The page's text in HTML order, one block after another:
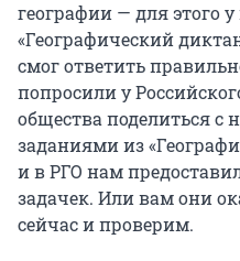
географии — для этого
«Географический
смог ответить
попросили у
общества поделиться
заданиями из
и в РГО нам
задачек. Или вам они
сейчас и проверим.